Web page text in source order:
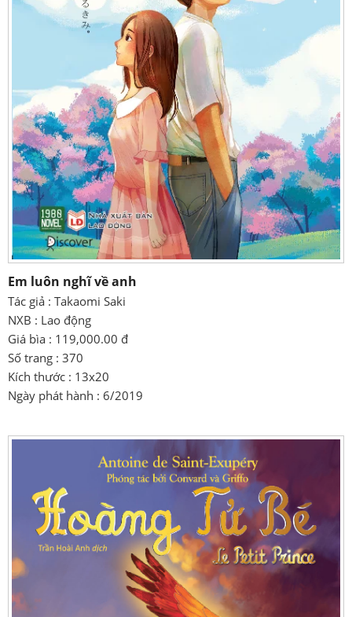
Em luôn nghĩ về anh
Tác giả : Takaomi Saki
NXB : Lao động
Giá bìa : 119,000.00 đ
Số trang : 370
Kích thước : 13x20
Ngày phát hành : 6/2019